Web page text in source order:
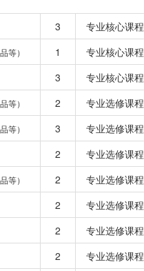
3
专业核心课程
等） 1
专业核心课程
3
专业核心课程
等） 2
专业选修课程
等） 3
专业选修课程
2
专业选修课程
等） 2
专业选修课程
2
专业选修课程
2
专业选修课程
2
专业选修课程